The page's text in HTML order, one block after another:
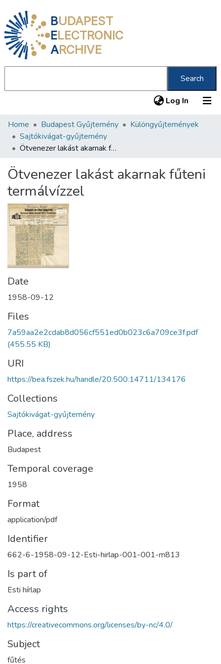
BUDAPEST
ELECTRONIC
ARCHIVE
Search
Log In (current)
Communities & Collections
All of DSpace
Statistics
About us
Home Budapest Gyűjtemény
Különgyűjtemények
Sajtókivágat-gyűjtemény
Ötvenezer lakást akarnak fűteni termálvízzel
Ötvenezer lakást akarnak fűteni
termálvízzel
Date
1958-09-12
Files
7a59aa2e2cdab8d056cf551ed0b023c6a709ce3f.pdf
(455.55 KB)
URI
https://bea.fszek.hu/handle/20.500.14711/134176
Collections
Sajtókivágat-gyűjtemény
Place, address
Budapest
Temporal coverage
1958
Format
application/pdf
Identifier
662-6-1958-09-12-Esti-hirlap-001-001-m813
Is part of
Esti hírlap
Access rights
https://creativecommons.org/licenses/by-nc/4.0/
Subject
fűtés